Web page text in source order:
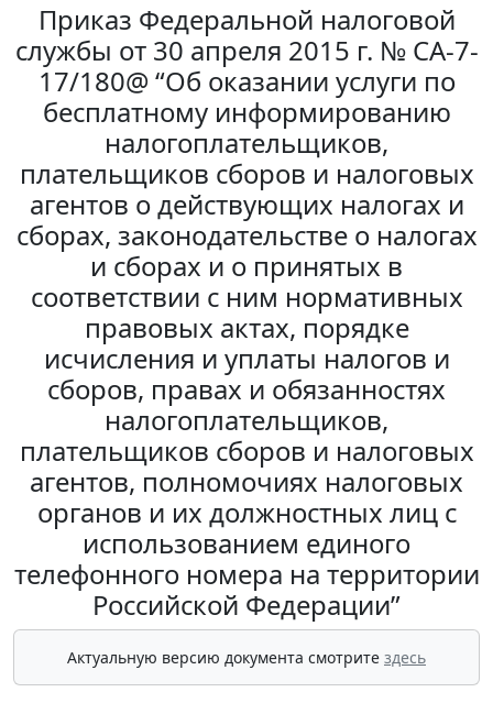
Приказ Федеральной налоговой
службы от 30 апреля 2015 г. № СА-7-
17/180@ “Об оказании услуги по
бесплатному информированию
налогоплательщиков,
плательщиков сборов и налоговых
агентов о действующих налогах и
сборах, законодательстве о налогах
и сборах и о принятых в
соответствии с ним нормативных
правовых актах, порядке
исчисления и уплаты налогов и
сборов, правах и обязанностях
налогоплательщиков,
плательщиков сборов и налоговых
агентов, полномочиях налоговых
органов и их должностных лиц с
использованием единого
телефонного номера на территории
Российской Федерации”
Актуальную версию документа смотрите здесь